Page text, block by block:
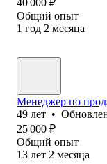
Общий опыт
1 год 2 месяца
Менеджер по
49 лет •
25 000 ₽
Общий опыт
13 лет 2 месяца